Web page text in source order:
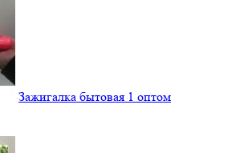
Зажигалка бытовая 1 оптом